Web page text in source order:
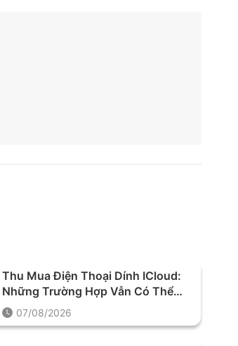
Thu Mua Điện Thoại Dính ICloud:
Những Trường Hợp Vẫn Có Thể
Định Giá Và Thu Mua
07/08/2026